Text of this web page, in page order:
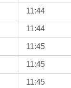
11:44
11:44
11:45
11:45
11:45